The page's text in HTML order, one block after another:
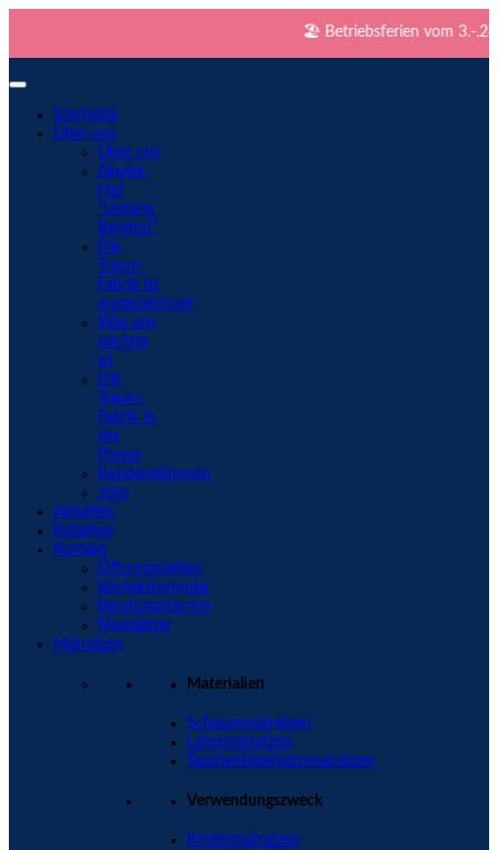
🏖️ Betriebsferien vom 3.-.24.8.
Startseite
Über uns
Über uns
Alpaka-
Hof
“Unterer
Berghof”
Die
Traum-
Fabrik ist
ausgezeichnet
Was uns
wichtig
ist
Die
Traum-
Fabrik in
der
Presse
Kundenstimmen
Jobs
Aktuelles
Ratgeber
Kontakt
Öffnungszeiten
Kontaktformular
Beratungstermin
Newsletter
Matratzen
Materialien
Schaummatratzen
Latexmatratzen
Taschenfederkernmatratzen
Verwendungszweck
Kindermatratzen